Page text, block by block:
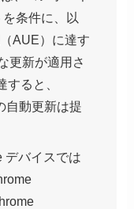
条件に、以
AUE）に達す
更新が適用さ
ると、
自動更新は提
デバイスでは